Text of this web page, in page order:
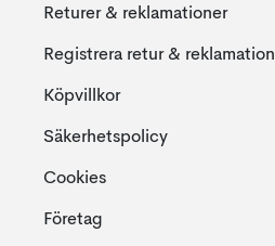
Returer & reklamationer
Registrera retur & reklamation
Köpvillkor
Säkerhetspolicy
Cookies
Företag